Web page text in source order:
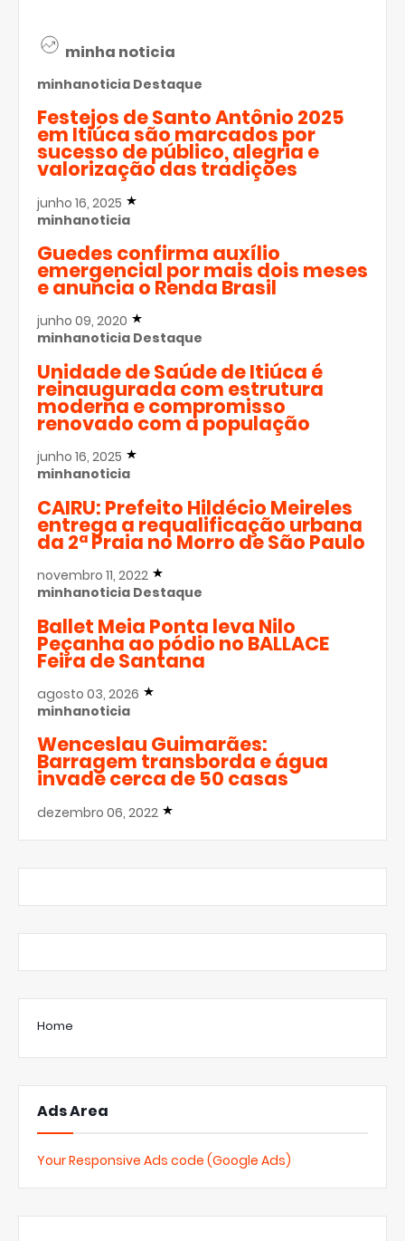
minha noticia
minhanoticia Destaque
Festejos de Santo Antônio 2025
em Itiúca são marcados por
sucesso de público, alegria e
valorização das tradições
junho 16, 2025
minhanoticia
Guedes confirma auxílio
emergencial por mais dois meses
e anuncia o Renda Brasil
junho 09, 2020
minhanoticia Destaque
Unidade de Saúde de Itiúca é
reinaugurada com estrutura
moderna e compromisso
renovado com a população
junho 16, 2025
minhanoticia
CAIRU: Prefeito Hildécio Meireles
entrega a requalificação urbana
da 2ª Praia no Morro de São Paulo
novembro 11, 2022
minhanoticia Destaque
Ballet Meia Ponta leva Nilo
Peçanha ao pódio no BALLACE
Feira de Santana
agosto 03, 2026
minhanoticia
Wenceslau Guimarães:
Barragem transborda e água
invade cerca de 50 casas
dezembro 06, 2022
Home
Ads Area
Your Responsive Ads code (Google Ads)